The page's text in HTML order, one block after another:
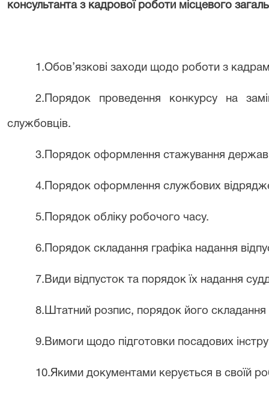
консультанта з кадрової роботи місцевого
1.Обов’язкові заходи щодо роботи з
2.Порядок проведення конкурсу на
службовців.
3.Порядок оформлення стажування
4.Порядок оформлення службових
5.Порядокобліку робочого часу.
6.Порядок складання графіка надання
7. Види відпусток та порядок їх надання
8.Штатний розпис, порядок його
9.Вимоги щодо підготовки посадових
10.Якими документами керується в своїй